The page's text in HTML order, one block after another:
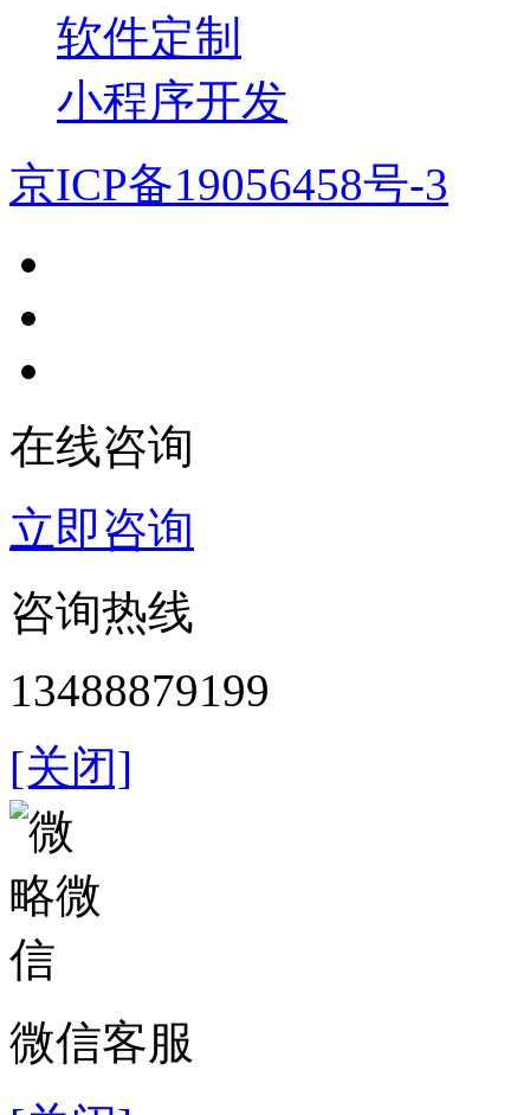
软件定制
小程序开发
京ICP备19056458号-3
在线咨询
立即咨询
咨询热线
13488879199
[关闭]
微信客服